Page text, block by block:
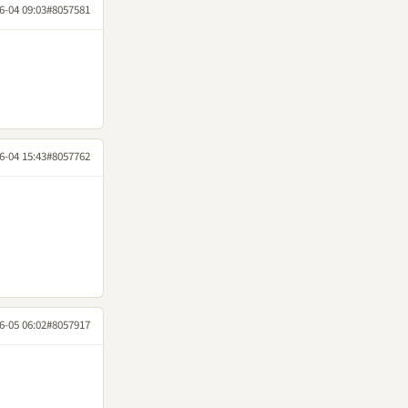
04 09:03#8057581
04 15:43#8057762
05 06:02#8057917